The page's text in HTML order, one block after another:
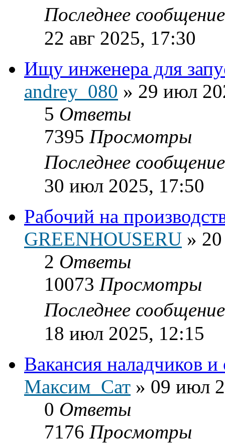
Последнее
22 авг 2025, 17:30
Ищу инженера для
andrey_080 » 29 июл
5 Ответы
7395 Просмотры
Последнее
30 июл 2025, 17:50
Рабочий на
GREENHOUSERU »
2 Ответы
10073 Просмотры
Последнее
18 июл 2025, 12:15
Вакансия наладчиков
Максим_Сат » 09 июл
0 Ответы
7176 Просмотры